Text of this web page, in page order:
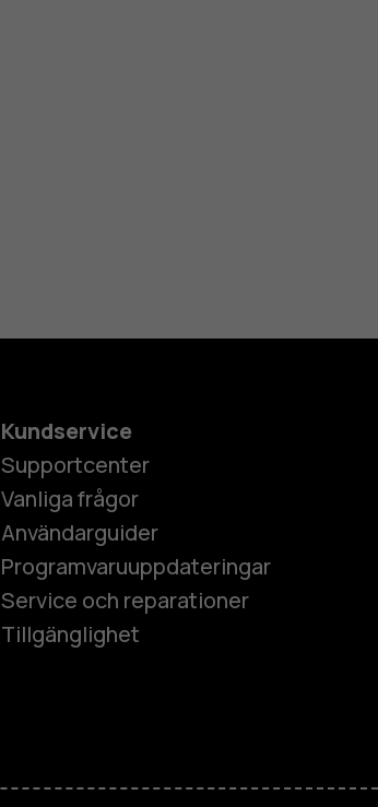
Kundservice
Supportcenter
Vanliga frågor
Användarguider
Programvaruuppdateringar
Service och reparationer
Tillgänglighet